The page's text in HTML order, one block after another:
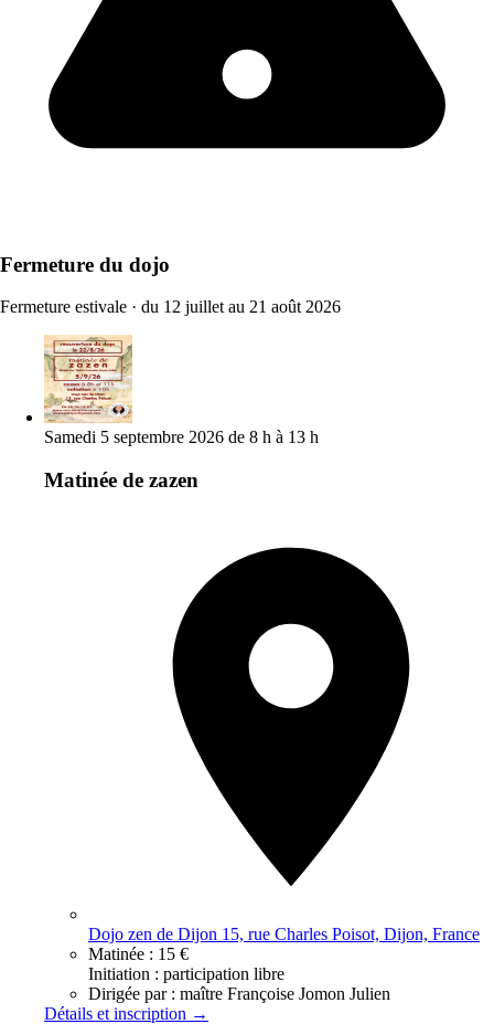
Fermeture du dojo
Fermeture estivale · du 12 juillet au 21 août 2026
Samedi 5 septembre 2026 de 8 h à 13 h
Matinée de zazen
Dojo zen de Dijon 15, rue Charles Poisot, Dijon, France
Matinée : 15 €
Initiation : participation libre
Dirigée par : maître Françoise Jomon Julien
Détails et inscription →